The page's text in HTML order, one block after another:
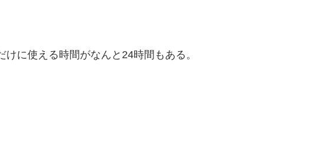
に使える時間がなんと24時間もある。